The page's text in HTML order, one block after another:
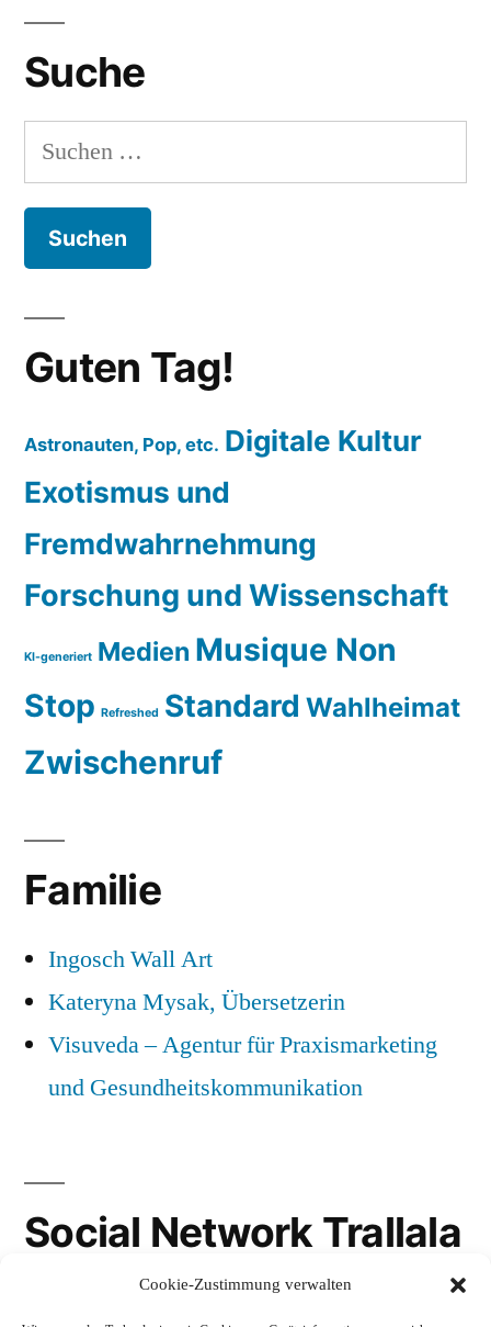
Cookie-Zustimmung verwalten
Suche
Suchen
nach:
Guten Tag!
Astronauten, Pop, etc. Digitale Kultur
Exotismus und
Fremdwahrnehmung
Forschung und Wissenschaft
KI-generiert Medien Musique Non
Stop Refreshed Standard Wahlheimat
Zwischenruf
Familie
Ingosch Wall Art
Kateryna Mysak, Übersetzerin
Visuveda – Agentur für Praxismarketing
und Gesundheitskommunikation
Social Network Trallala